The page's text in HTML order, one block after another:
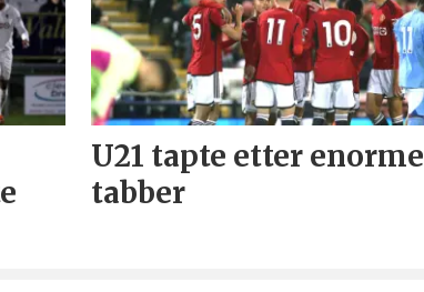
U21 tapte etter enorme
tabber